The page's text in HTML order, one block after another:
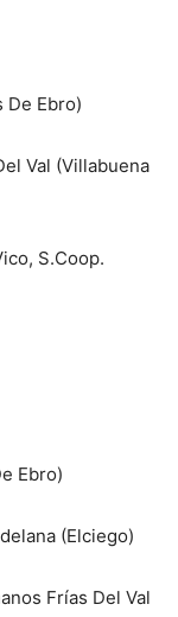
De Ebro)
Val (Villabuena
S.Coop.
Ebro)
(Elciego)
Frías Del Val